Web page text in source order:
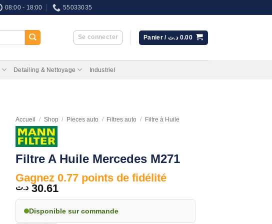
08:00 - 18:00 55033035
Se connecter Panier / 0.00 د.ت
Detailing & Nettoyage Industriel
Accueil / Shop / Pieces auto / Filtres auto / Filtre à Huile
Filtre A Huile Mercedes M271
Gagnez 0.77 points de fidélité
30.61 د.ت
Disponible sur commande